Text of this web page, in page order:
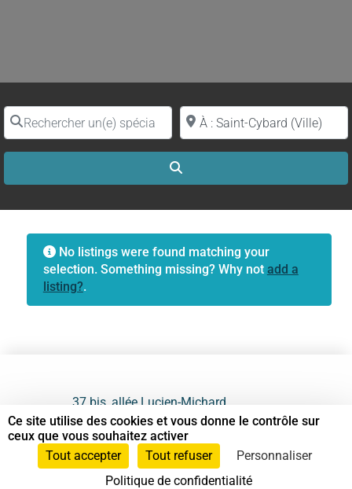
Rechercher un(e) spécialiste par nomProche de (ville ou région)
No listings were found matching your
selection. Something missing? Why not add a
listing?.
37 bis, allée Lucien-Michard
93190 Livry-Gargan
06 61 87 28 09
Ce site utilise des cookies et vous donne le contrôle sur
ceux que vous souhaitez activer
Tout accepter
Tout refuser
Personnaliser
Politique de confidentialité